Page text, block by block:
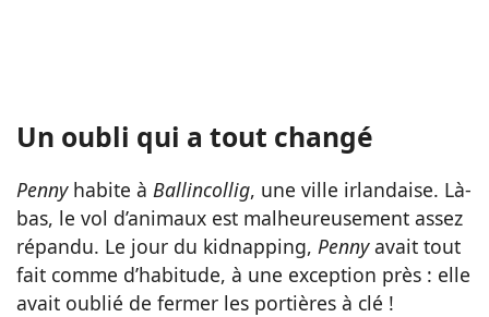
Un oubli qui a tout changé
Penny habite à Ballincollig, une ville irlandaise. Là-
bas, le vol d’animaux est malheureusement assez
répandu. Le jour du kidnapping, Pennyavait tout
fait comme d’habitude, à une exception près : elle
avait oublié de fermer les portières à clé !